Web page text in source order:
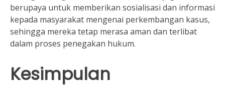
berupaya untuk memberikan sosialisasi dan informasi
kepada masyarakat mengenai perkembangan kasus,
sehingga mereka tetap merasa aman dan terlibat
dalam proses penegakan hukum.
Kesimpulan